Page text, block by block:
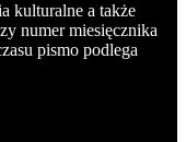
kulturalne a także
numer miesięcznika
pismo podlega